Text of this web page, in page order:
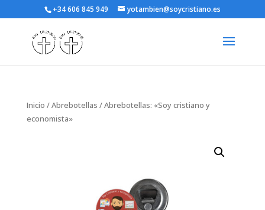
+34 606 845 949 yotambien@soycristiano.es
Inicio /Abrebotellas / Abrebotellas: «Soy cristiano y
economista»